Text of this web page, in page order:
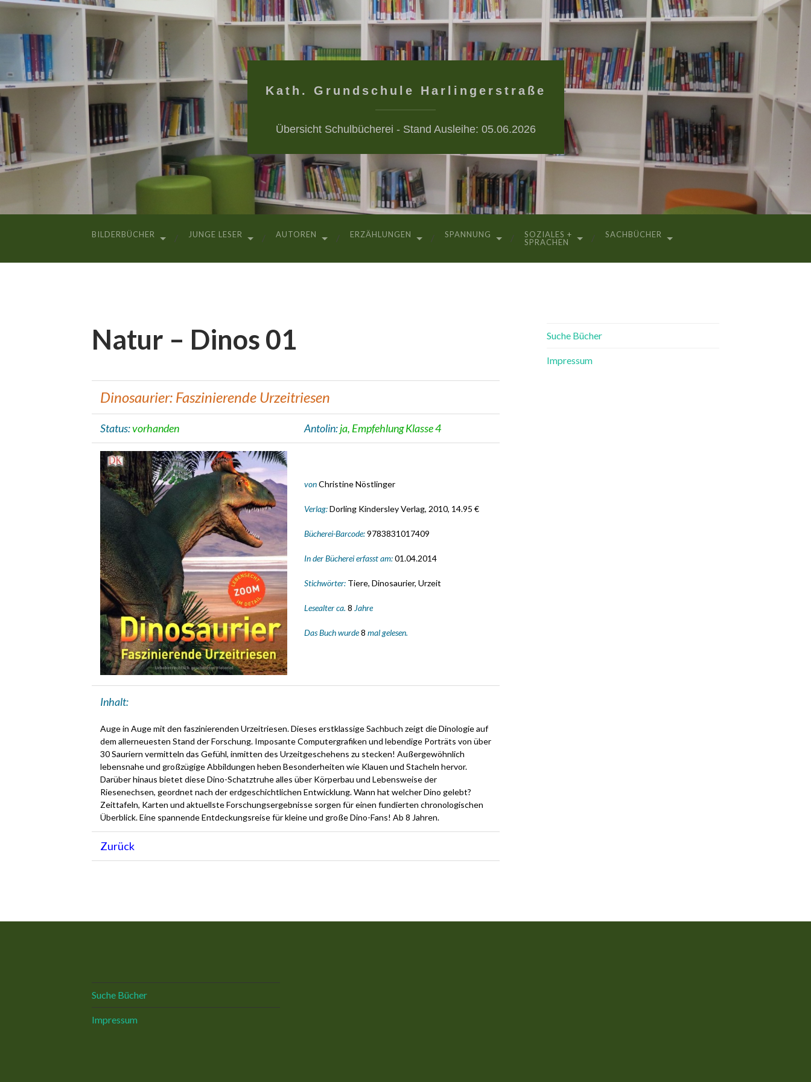
Kath. Grundschule Harlingerstraße
Übersicht Schulbücherei - Stand Ausleihe: 05.06.2026
BILDERBÜCHER JUNGE LESER AUTOREN ERZÄHLUNGEN SPANNUNG
SOZIALES +
SPRACHEN
SACHBÜCHER
Natur – Dinos 01
Dinosaurier: Faszinierende Urzeitriesen
Status:vorhanden Antolin:ja, Empfehlung Klasse 4
vonChristine Nöstlinger
Verlag:Dorling Kindersley Verlag, 2010, 14.95 €
Bücherei-Barcode:9783831017409
In der Bücherei erfasst am:01.04.2014
Stichwörter: Tiere, Dinosaurier, Urzeit
Lesealter ca. 8 Jahre
Das Buch wurde8 mal gelesen.
Inhalt:
Auge in Auge mit den faszinierenden Urzeitriesen. Dieses erstklassige Sachbuch zeigt die Dinologie auf
dem allerneuesten Stand der Forschung. Imposante Computergrafiken und lebendige Porträts von über
30 Sauriern vermitteln das Gefühl, inmitten des Urzeitgeschehens zu stecken! Außergewöhnlich
lebensnahe und großzügige Abbildungen heben Besonderheiten wie Klauen und Stacheln hervor.
Darüber hinaus bietet diese Dino-Schatztruhe alles über Körperbau und Lebensweise der
Riesenechsen, geordnet nach der erdgeschichtlichen Entwicklung. Wann hat welcher Dino gelebt?
Zeittafeln, Karten und aktuellste Forschungsergebnisse sorgen für einen fundierten chronologischen
Überblick. Eine spannende Entdeckungsreise für kleine und große Dino-Fans! Ab 8 Jahren.
Zurück
Suche Bücher
Impressum
Suche Bücher
Impressum